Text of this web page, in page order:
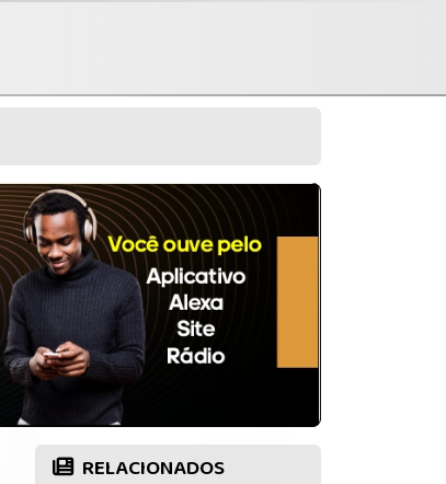
RELACIONADOS